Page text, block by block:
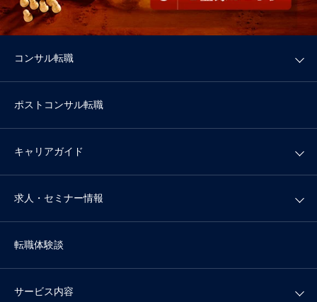
コンサル転職
ポストコンサル転職
キャリアガイド
求人・セミナー情報
転職体験談
サービス内容